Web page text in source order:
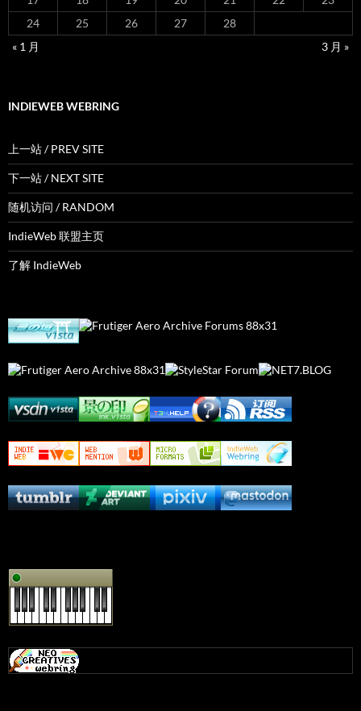
24
25 26 27
28
« 1 月
3 月 »
INDIEWEB WEBRING
上一站 / PREV SITE
下一站 / NEXT SITE
随机访问 / RANDOM
IndieWeb 联盟主页
了解 IndieWeb